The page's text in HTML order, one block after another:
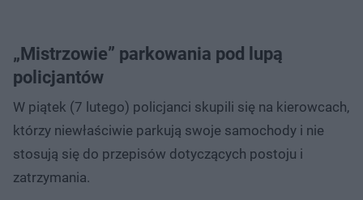
„Mistrzowie” parkowania pod lupą
policjantów
W piątek (7 lutego) policjanci skupili się na kierowcach,
którzy niewłaściwie parkują swoje samochody i nie
stosują się do przepisów dotyczących postoju i
zatrzymania.